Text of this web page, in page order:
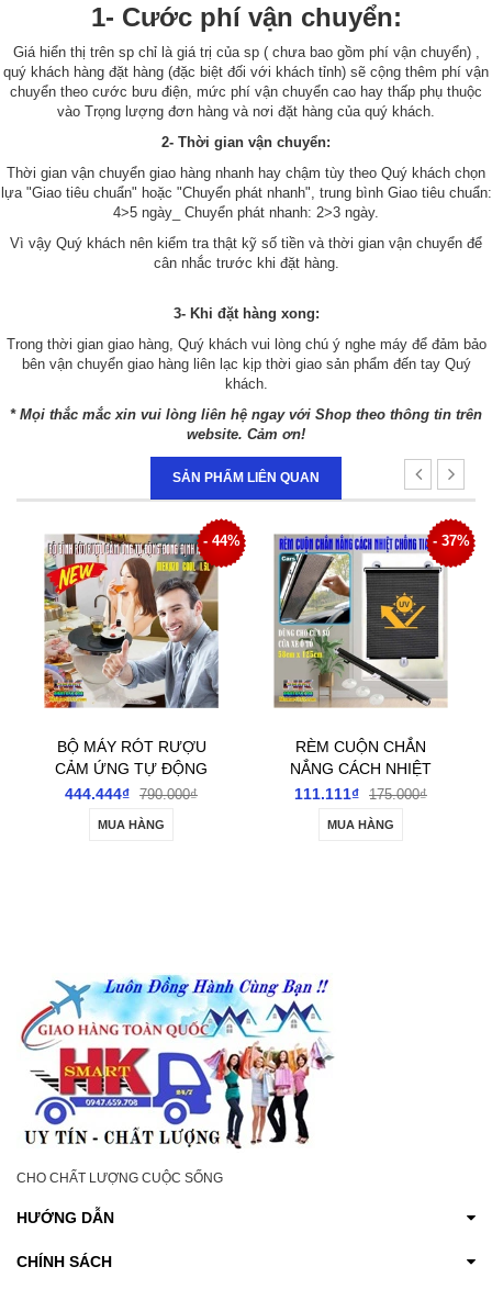
1- Cước phí vận chuyển:
Giá hiển thị trên sp chỉ là giá trị của sp ( chưa bao gồm phí vận chuyển) ,
quý khách hàng đặt hàng (đặc biệt đối với khách tỉnh) sẽ cộng thêm phí vận
chuyển theo cước bưu điện, mức phí vận chuyển cao hay thấp phụ thuộc
vào Trọng lượng đơn hàng và nơi đặt hàng của quý khách.
2- Thời gian vận chuyển:
Thời gian vận chuyển giao hàng nhanh hay chậm tùy theo Quý khách chọn
lựa "Giao tiêu chuẩn" hoặc "Chuyển phát nhanh", trung bình Giao tiêu chuẩn:
4>5 ngày_ Chuyển phát nhanh: 2>3 ngày.
Vì vậy Quý khách nên kiểm tra thật kỹ số tiền và thời gian vận chuyển để
cân nhắc trước khi đặt hàng.
3- Khi đặt hàng xong:
Trong thời gian giao hàng, Quý khách vui lòng chú ý nghe máy để đảm bảo
bên vận chuyển giao hàng liên lạc kịp thời giao sản phẩm đến tay Quý
khách.
* Mọi thắc mắc xin vui lòng liên hệ ngay với Shop theo thông tin trên
website. Cảm ơn!
SẢN PHẨM LIÊN QUAN
- 44%
BỘ MÁY RÓT RƯỢU
CẢM ỨNG TỰ ĐỘNG
ĐONG ĐỊNH MỨC
444.444₫ 790.000₫
MUA HÀNG
- 37%
RÈM CUỘN CHẮN
NẮNG CÁCH NHIỆT
CHỐNG TIA UV DÙNG
KÍNH Ô TÔ
111.111₫ 175.000₫
MUA HÀNG
CHO CHẤT LƯỢNG CUỘC SỐNG
HƯỚNG DẪN
CHÍNH SÁCH